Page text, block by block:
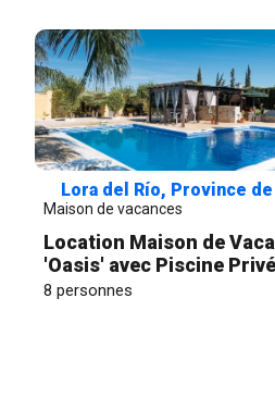
Lora del Río, Province
Maison de vacances
Location Maison de
'Oasis' avec Piscine
et Climatisation
8 personnes